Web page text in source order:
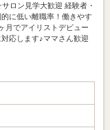
ロン見学大歓迎 経験者・
に低い離職率！働きやす
月でアイリストデビュー
応します♪ママさん歓迎